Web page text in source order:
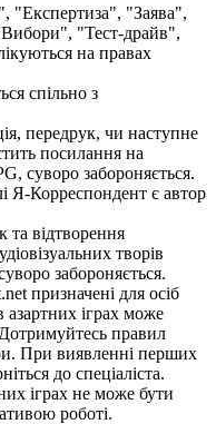
"Експертиза", "Заява",
"Тест-драйв",
на правах
спільно з
передрук, чи наступне
посилання на
суворо забороняється.
Я-Корреспондент є автор
та відтворення
творів
забороняється.
призначені для осіб
іграх може
правил
При виявленні перших
до спеціаліста.
іграх не може бути
роботі.